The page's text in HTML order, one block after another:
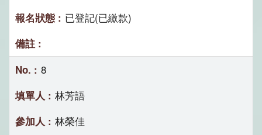
已登記(已繳款)
8
林芳語
林榮佳